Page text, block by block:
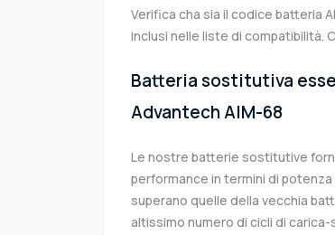
Verifica cha sia il codice batteria
inclusi nelle liste di compatibilità.
Batteria sostitutiva
Advantech AIM-68
Le nostre batterie sostitutive
performance in termini di
superano quelle della vecchia
altissimo numero di cicli di carica-